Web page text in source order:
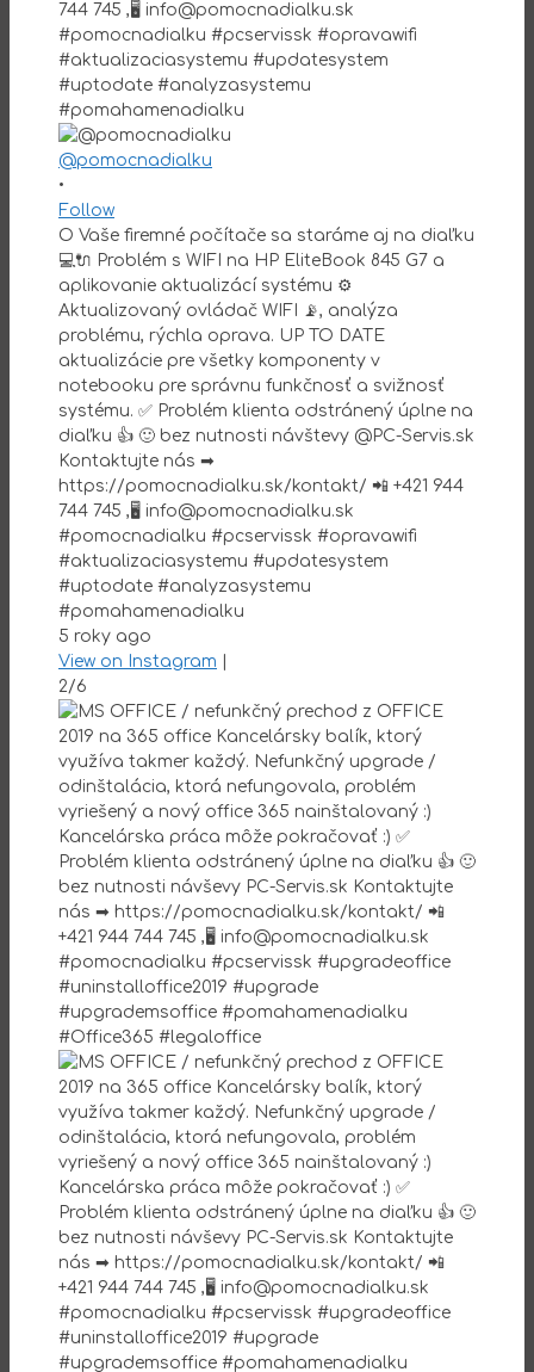
@pomocnadialku
•
Follow
O Vaše firemné počítače sa staráme aj na diaľku
💻🔌 Problém s WIFI na HP EliteBook 845 G7 a
aplikovanie aktualizácí systému ⚙️
Aktualizovaný ovládač WIFI 📡, analýza
problému, rýchla oprava. UP TO DATE
aktualizácie pre všetky komponenty v
notebooku pre správnu funkčnosť a svižnosť
systému. ✅ Problém klienta odstránený úplne na
diaľku 👍 🙂 bez nutnosti návštevy @PC-Servis.sk
Kontaktujte nás ➡
https://pomocnadialku.sk/kontakt/ 📲 +421 944
744 745 ,🖥 info@pomocnadialku.sk
#pomocnadialku #pcservissk #opravawifi
#aktualizaciasystemu #updatesystem
#uptodate #analyzasystemu
#pomahamenadialku
5 roky ago
View on Instagram
2/6